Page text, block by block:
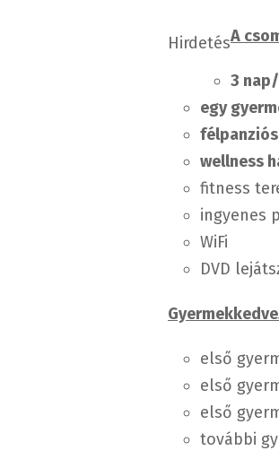
HirdetésA
3
egy
wellness
fitness
ingyenes
WiFi
DVD
első
első
első
további